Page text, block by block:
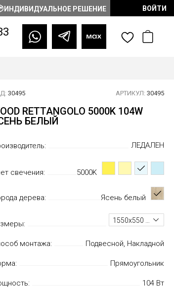
ИНДИВИДУАЛЬНОЕ РЕШЕНИЕ ВОЙТИ
30495 АРТИКУЛ: 30495
RETTANGOLO 5000K 104W
БЕЛЫЙ
ЛЕДАЛЕН
свечения: 5000K
дерева: Ясень белый
1550х550 мм
монтажа: Подвесной, Накладной
Прямоугольник
104 Вт